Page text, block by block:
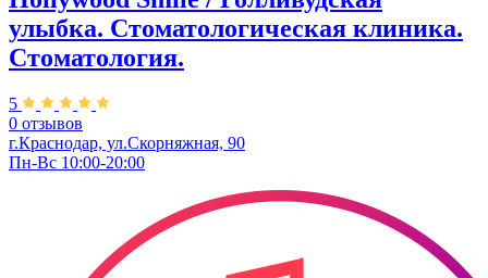
улыбка. Стоматологическая клиника.
Стоматология.
5
0 отзывов
г.Краснодар, ул.Скорняжная, 90​
Пн-Вс 10:00-20:00